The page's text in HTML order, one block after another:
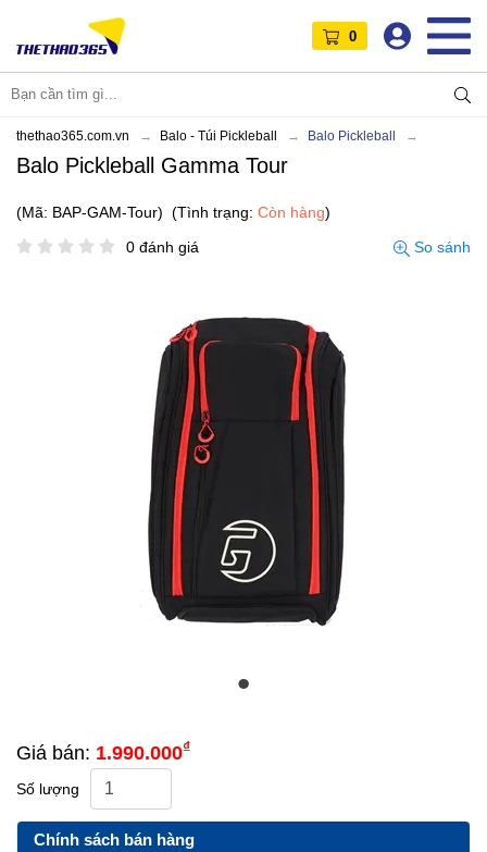
0
thethao365.com.vn Balo - Túi Pickleball Balo Pickleball
Balo Pickleball Gamma Tour
(Mã: BAP-GAM-Tour) (Tình trạng: Còn hàng)
0 đánh giá
So sánh
Giá bán: 1.990.000₫
Số lượng
Chính sách bán hàng